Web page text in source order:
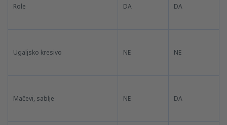
Role DA DA
Ugaljsko kresivo NE NE
Mačevi, sablje NE DA